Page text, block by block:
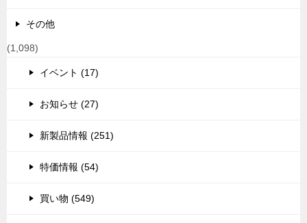
その他
(1,098)
イベント (17)
お知らせ (27)
新製品情報 (251)
特価情報 (54)
買い物 (549)